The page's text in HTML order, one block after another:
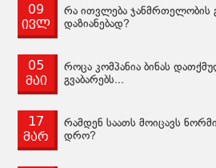
09
ივლ
რა ითვლება ჯანმრთელობის
დაზიანებად?
05
მაი
როცა კომპანია ბინას
გვაბარებს...
17
მარ
რამდენ საათს მოიცავს
დრო?